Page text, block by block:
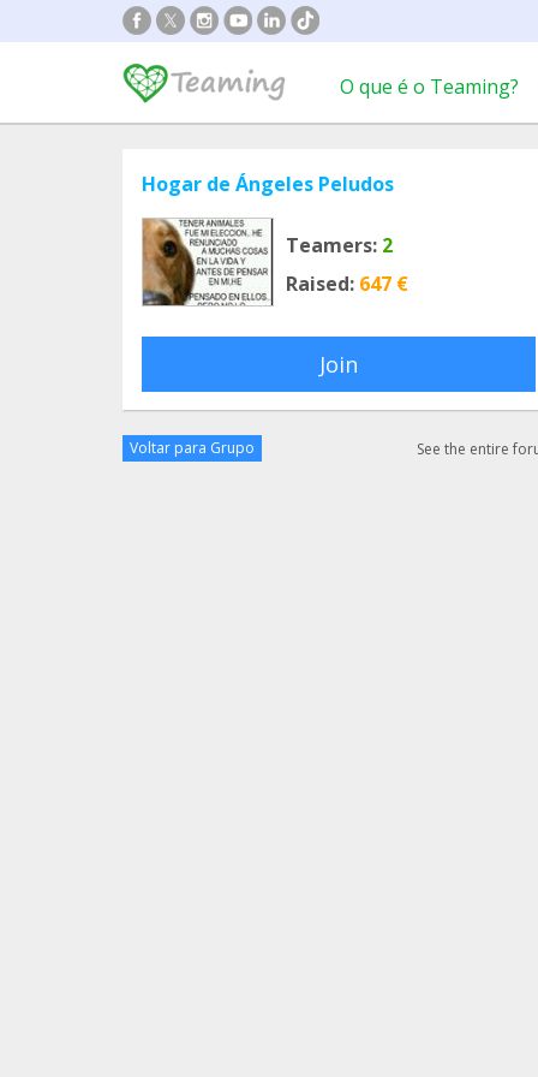
O que é o Teaming?
Hogar de Ángeles Peludos
Teamers: 2
Raised: 647 €
Join
Voltar para Grupo See the entire